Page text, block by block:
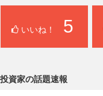
いいね！ 5
投資家の話題速報